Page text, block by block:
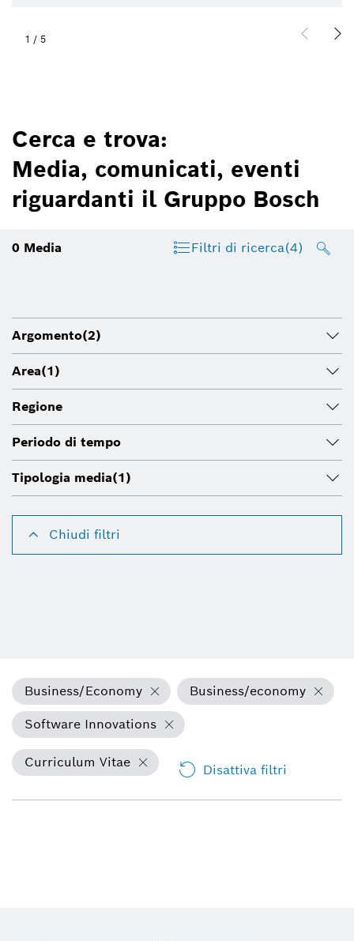
1 / 5
Cerca e trova:
Media, comunicati, eventi
riguardanti il Gruppo Bosch
0 Media Filtri di ricerca(4)
Argomento(2)
Area(1)
Regione
Periodo di tempo
Tipologia media(1)
Chiudi filtri
Business/Economy
Business/economy
Software Innovations
Curriculum Vitae Disattiva filtri